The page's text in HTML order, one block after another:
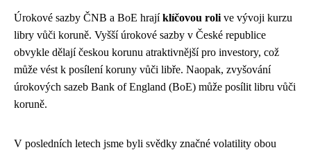
Úrokové sazby ČNB a BoE hrajíklíčovou roli ve vývoji kurzu
libry vůči koruně. Vyšší úrokové sazby v České republice
obvykle dělají českou korunu atraktivnější pro investory, což
může vést k posílení koruny vůči libře. Naopak, zvyšování
úrokových sazeb Bank of England (BoE) může posílit libru vůči
koruně.
V posledních letech jsme byli svědky značné volatility obou